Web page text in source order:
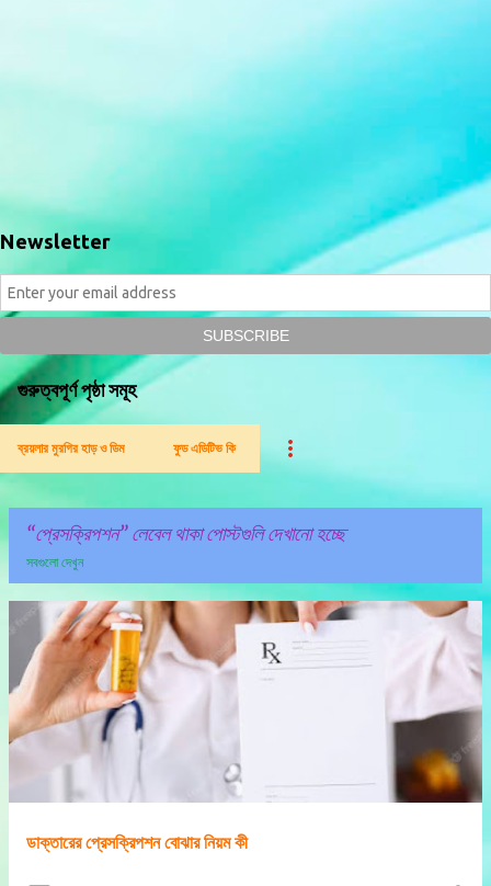
Newsletter
গুরুত্বপূর্ণ পৃষ্ঠা সমূহ
ব্রয়লার মুরগির হাড় ও ডিম ফুড এডিটিভ কি
প্রেসক্রিপশন লেবেল থাকা পোস্টগুলি দেখানো হচ্ছে
সবগুলো দেখুন
গু
লি
ডাক্তারের প্রেসক্রিপশন বোঝার নিয়ম কী